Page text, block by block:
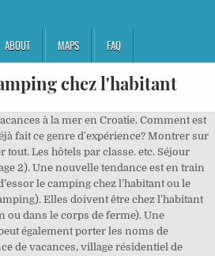
ABOUT MAPS FAQ
chez l'habitant
à la mer en Croatie. Comment est
fait ce genre d'expérience? Montrer sur
tout. Les hôtels par classe. etc. Séjour
2). Une nouvelle tendance est en train
le camping chez l’habitant ou le
Elles doivent être chez l'habitant
ou dans le corps de ferme). Une
également porter les noms de
de vacances, village résidentiel de